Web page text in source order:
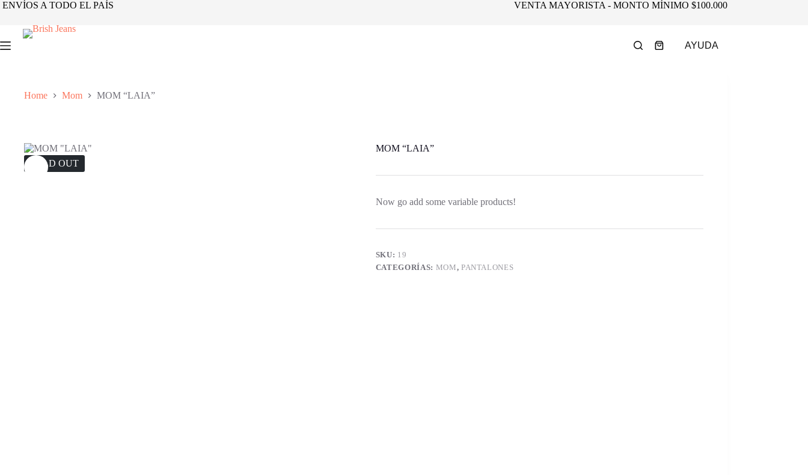
Skip
ENVÍOS A TODO EL PAÍS VENTA MAYORISTA - MONTO MÍNIMO $100.000
ShoppingAYUDA
Home Mom MOM “LAIA”
SOLD OUT
MOM “LAIA”
Now go add some variable products!
SKU: 19
CATEGORÍAS: MOM, PANTALONES